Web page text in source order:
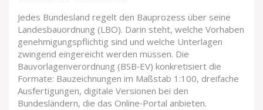
Jedes Bundesland regelt den Bauprozess über seine
Landesbauordnung (LBO). Darin steht, welche Vorhaben
genehmigungspflichtig sind und welche Unterlagen
zwingend eingereicht werden müssen. Die
Bauvorlagenverordnung (BSB‑EV) konkretisiert die
Formate: Bauzeichnungen im Maßstab 1:100, dreifache
Ausfertigungen, digitale Versionen bei den
Bundesländern, die das Online‑Portal anbieten.